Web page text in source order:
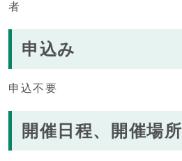
者
申込み
申込不要
開催日程、開催場所